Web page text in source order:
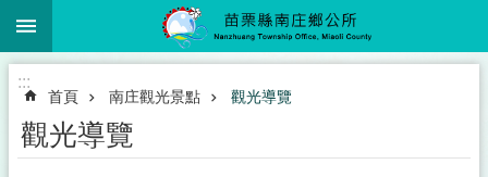
跳到主要內容區塊
:::
首頁 南庄觀光景點 觀光導覽
觀光導覽